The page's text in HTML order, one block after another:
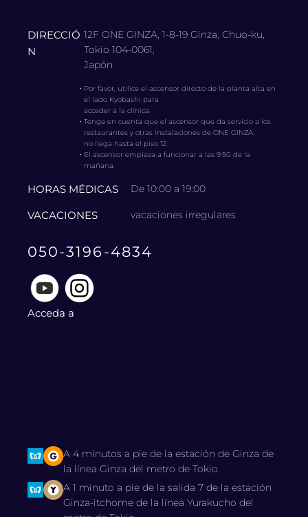
DIRECCIÓ
N
12F ONE GINZA, 1-8-19 Ginza, Chuo-ku,
Tokio 104-0061,
Japón
・ Por favor, utilice el ascensor directo de la planta alta en
el lado Kyobashi para
acceder a la clínica.
・Tenga en cuenta que el ascensor que da servicio a los
restaurantes y otras instalaciones de ONE GINZA
no llega hasta el piso 12.
・ El ascensor empieza a funcionar a las 9:50 de la
mañana.
HORAS MÉDICAS De 10:00 a 19:00
VACACIONES vacaciones irregulares
050-3196-4834
Acceda a
A 4 minutos a pie de la estación de Ginza de
la línea Ginza del metro de Tokio.
A 1 minuto a pie de la salida 7 de la estación
Ginza-itchome de la línea Yurakucho del